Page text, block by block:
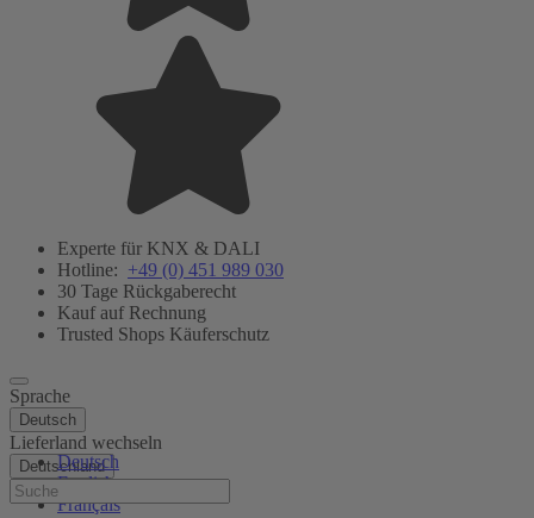
Experte für KNX & DALI
Hotline: +49 (0) 451 989 030
30 Tage Rückgaberecht
Kauf auf Rechnung
Trusted Shops Käuferschutz
Sprache
Deutsch
Deutsch
English
Français
Lieferland wechseln
Deutschland
Hilfe